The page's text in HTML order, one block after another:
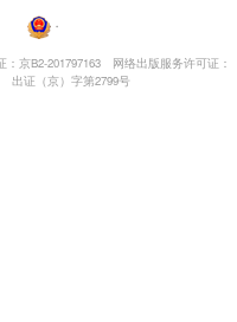
・
京B2-201797163
网络出版服务许可证：
出证（京）字第2799号